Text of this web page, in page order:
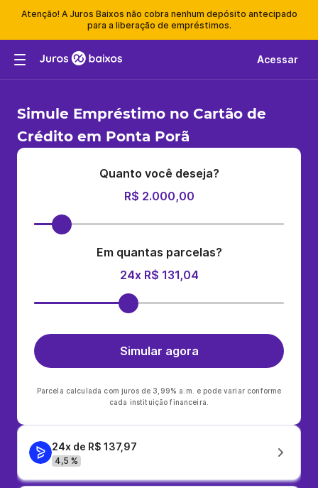
Atenção! A Juros Baixos não cobra nenhum depósito antecipado
para a liberação de empréstimos.
Acessar
Simule Empréstimo no Cartão de
Crédito em Ponta Porã
Quanto você deseja?
R$ 2.000,00
Em quantas parcelas?
24x R$ 131,04
Simular agora
Parcela calculada com juros de 3,99% a.m. e pode variar conforme
cada instituição financeira.
24x de R$ 137,97
4,5 %